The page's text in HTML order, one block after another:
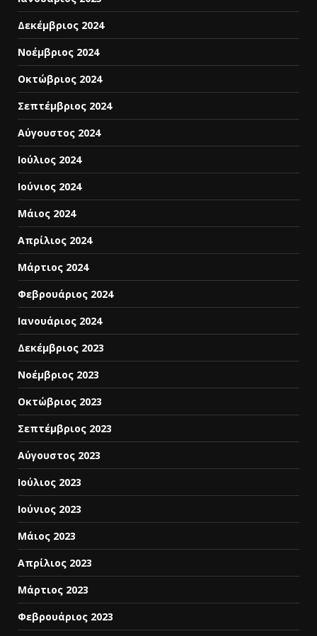
Δεκέμβριος 2024
Νοέμβριος 2024
Οκτώβριος 2024
Σεπτέμβριος 2024
Αύγουστος 2024
Ιούλιος 2024
Ιούνιος 2024
Μάιος 2024
Απρίλιος 2024
Μάρτιος 2024
Φεβρουάριος 2024
Ιανουάριος 2024
Δεκέμβριος 2023
Νοέμβριος 2023
Οκτώβριος 2023
Σεπτέμβριος 2023
Αύγουστος 2023
Ιούλιος 2023
Ιούνιος 2023
Μάιος 2023
Απρίλιος 2023
Μάρτιος 2023
Φεβρουάριος 2023